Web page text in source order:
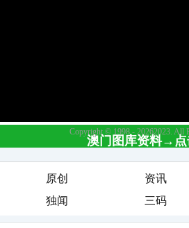
原创 资讯
独闻 三码